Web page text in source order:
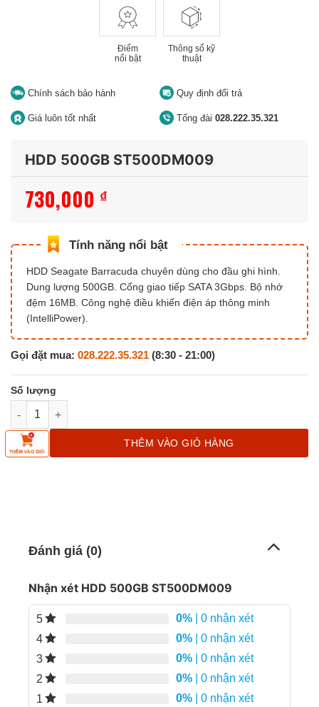
Điểm
nổi bật
Thông số kỹ
thuật
Chính sách bảo hành Quy định đổi trả
Giá luôn tốt nhất Tổng đài 028.222.35.321
HDD 500GB ST500DM009
730,000 ₫
HDD Seagate Barracuda chuyên dùng cho đầu ghi hình.
Dung lượng 500GB. Cổng giao tiếp SATA 3Gbps. Bộ nhớ
đệm 16MB. Công nghệ điều khiển điện áp thông minh
(IntelliPower).
Gọi đặt mua: 028.222.35.321 (8:30 - 21:00)
HDD 500GB ST500DM009 số lượng
THÊM VÀO GIỎ HÀNG
Đánh giá (0)
Nhận xét HDD 500GB ST500DM009
5 0% | 0 nhận xét
4
0% | 0 nhận xét
3
0% | 0 nhận xét
2
0% | 0 nhận xét
1
0% | 0 nhận xét